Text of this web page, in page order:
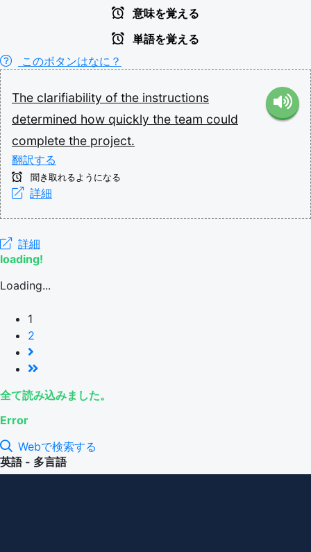
意味を覚える
単語を覚える
このボタンはなに？
The clarifiability of the instructions
determined how quickly the team could
complete the project.
翻訳する
聞き取れるようになる
詳細
詳細
loading!
Loading...
1
2
全て読み込みました。
Error
Webで検索する
英語 - 多言語